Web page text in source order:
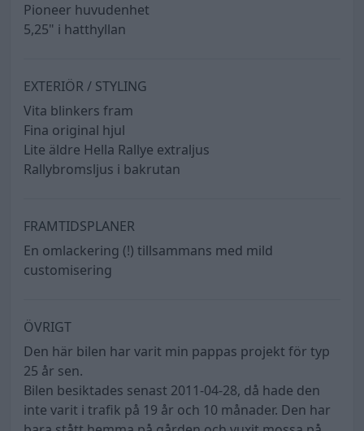
Pioneer huvudenhet
5,25" i hatthyllan
EXTERIÖR / STYLING
Vita blinkers fram
Fina original hjul
Lite äldre Hella Rallye extraljus
Rallybromsljus i bakrutan
FRAMTIDSPLANER
En omlackering (!) tillsammans med mild
customisering
ÖVRIGT
Den här bilen har varit min pappas projekt för typ
25 år sen.
Bilen besiktades senast 2011-04-28, då hade den
inte varit i trafik på 19 år och 10 månader. Den har